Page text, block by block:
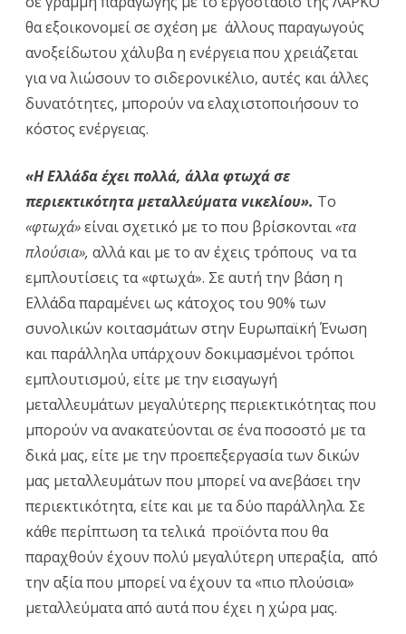
θα εξοικονομεί σε σχέση με άλλους παραγωγούς
ανοξείδωτου χάλυβα η ενέργεια που χρειάζεται
για να λιώσουν το σιδερονικέλιο, αυτές και άλλες
δυνατότητες, μπορούν να ελαχιστοποιήσουν το
κόστος ενέργειας.
«Η Ελλάδα έχει πολλά, άλλα φτωχά σε
περιεκτικότητα μεταλλεύματα νικελίου». Το
«φτωχά»είναι σχετικό με το που βρίσκονται«τα
πλούσια», αλλά και με το αν έχεις τρόπους να τα
εμπλουτίσεις τα «φτωχά». Σε αυτή την βάση η
Ελλάδα παραμένει ως κάτοχος του 90% των
συνολικών κοιτασμάτων στην Ευρωπαϊκή Ένωση
και παράλληλα υπάρχουν δοκιμασμένοι τρόποι
εμπλουτισμού, είτε με την εισαγωγή
μεταλλευμάτων μεγαλύτερης περιεκτικότητας που
μπορούν να ανακατεύονται σε ένα ποσοστό με τα
δικά μας, είτε με την προεπεξεργασία των δικών
μας μεταλλευμάτων που μπορεί να ανεβάσει την
περιεκτικότητα, είτε και με τα δύο παράλληλα. Σε
κάθε περίπτωση τα τελικά προϊόντα που θα
παραχθούν έχουν πολύ μεγαλύτερη υπεραξία, από
την αξία που μπορεί να έχουν τα «πιο πλούσια»
μεταλλεύματα από αυτά που έχει η χώρα μας.